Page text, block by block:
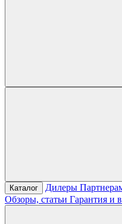
Каталог
Дилеры
Обзоры, статьи Гарантия и